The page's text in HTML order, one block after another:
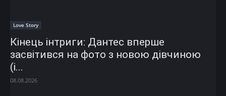
Love Story
Кінець інтриги: Дантес вперше
засвітився на фото з новою дівчиною
(і...
08.08.2026